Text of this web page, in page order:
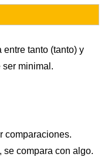
entre tanto (tanto) y
ser minimal.
comparaciones.
se compara con algo.